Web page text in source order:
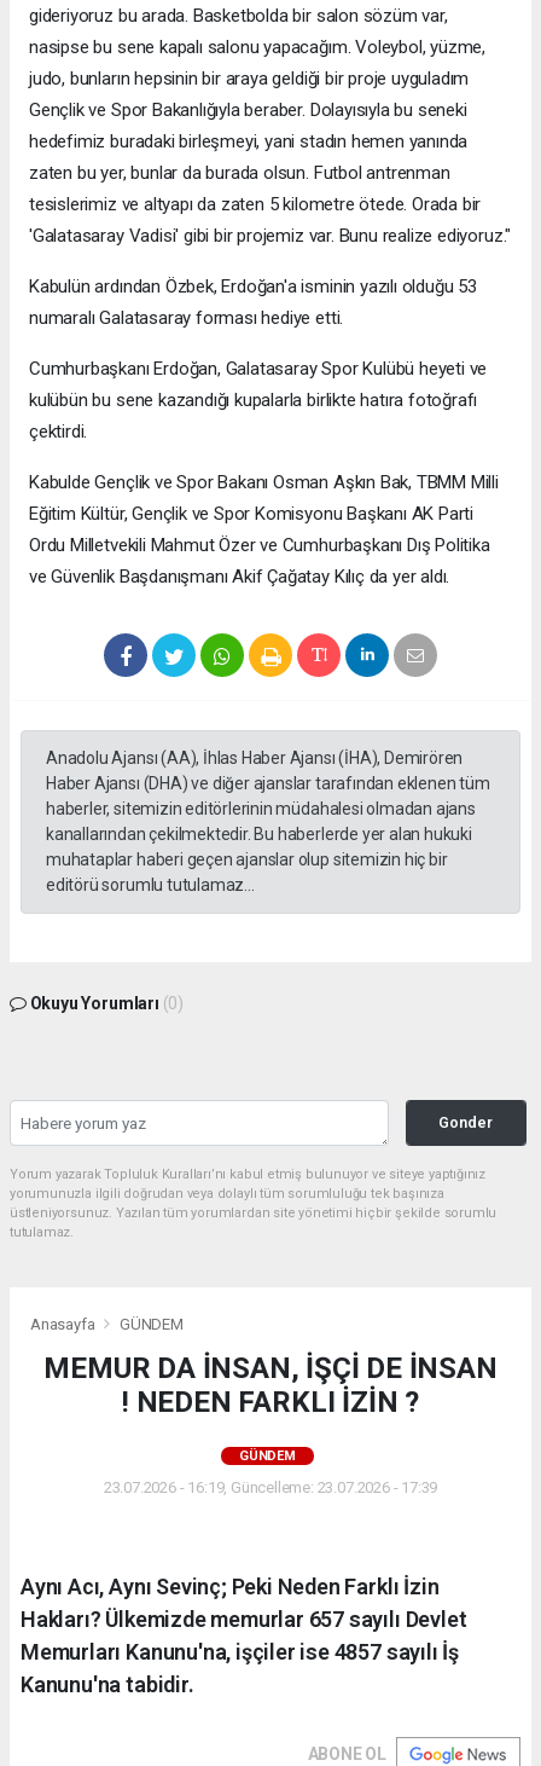
gideriyoruz bu arada. Basketbolda bir salon sözüm var,
nasipse bu sene kapalı salonu yapacağım. Voleybol, yüzme,
judo, bunların hepsinin bir araya geldiği bir proje uyguladım
Gençlik ve Spor Bakanlığıyla beraber. Dolayısıyla bu seneki
hedefimiz buradaki birleşmeyi, yani stadın hemen yanında
zaten bu yer, bunlar da burada olsun. Futbol antrenman
tesislerimiz ve altyapı da zaten 5 kilometre ötede. Orada bir
'Galatasaray Vadisi' gibi bir projemiz var. Bunu realize ediyoruz."
Kabulün ardından Özbek, Erdoğan'a isminin yazılı olduğu 53
numaralı Galatasaray forması hediye etti.
Cumhurbaşkanı Erdoğan, Galatasaray Spor Kulübü heyeti ve
kulübün bu sene kazandığı kupalarla birlikte hatıra fotoğrafı
çektirdi.
Kabulde Gençlik ve Spor Bakanı Osman Aşkın Bak, TBMM Milli
Eğitim Kültür, Gençlik ve Spor Komisyonu Başkanı AK Parti
Ordu Milletvekili Mahmut Özer ve Cumhurbaşkanı Dış Politika
ve Güvenlik Başdanışmanı Akif Çağatay Kılıç da yer aldı.
Anadolu Ajansı (AA), İhlas Haber Ajansı (İHA), Demirören
Haber Ajansı (DHA) ve diğer ajanslar tarafından eklenen tüm
haberler, sitemizin editörlerinin müdahalesi olmadan ajans
kanallarından çekilmektedir. Bu haberlerde yer alan hukuki
muhataplar haberi geçen ajanslar olup sitemizin hiç bir
editörü sorumlu tutulamaz...
Okuyu Yorumları (0)
Gonder
Yorum yazarak Topluluk Kuralları’nı kabul etmiş bulunuyor ve siteye yaptığınız
yorumunuzla ilgili doğrudan veya dolaylı tüm sorumluluğu tek başınıza
üstleniyorsunuz. Yazılan tüm yorumlardan site yönetimi hiçbir şekilde sorumlu
tutulamaz.
Anasayfa GÜNDEM
MEMUR DA İNSAN, İŞÇİ DE İNSAN
! NEDEN FARKLI İZİN ?
GÜNDEM
23.07.2026 - 16:19, Güncelleme: 23.07.2026 - 17:39
Aynı Acı, Aynı Sevinç; Peki Neden Farklı İzin
Hakları? Ülkemizde memurlar 657 sayılı Devlet
Memurları Kanunu'na, işçiler ise 4857 sayılı İş
Kanunu'na tabidir.
ABONE OL